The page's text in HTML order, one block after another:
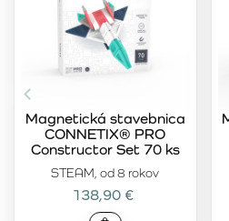
STEAM, od 8 rokov
Magnetická stavebnica
CONNETIX® PRO
Constructor Set 70 ks
138,90 €